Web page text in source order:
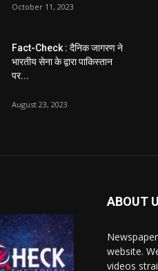
October 11, 2023
Fact-Check : दैनिक जागरण ने
भारतीय सेना के द्वारा पाकिस्तान
पर...
August 23, 2023
ABOUT
website.
videos